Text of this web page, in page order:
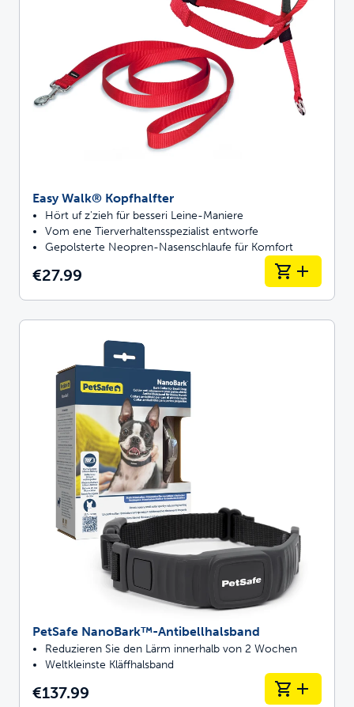
Easy Walk® Kopfhalfter
Hört uf z'zieh für besseri Leine-Maniere
Vom ene Tierverhaltensspezialist entworfe
Gepolsterte Neopren-Nasenschlaufe für Komfort
€27.99
PetSafe NanoBark™-Antibellhalsband
Reduzieren Sie den Lärm innerhalb von 2 Wochen
Weltkleinste Kläffhalsband
€137.99